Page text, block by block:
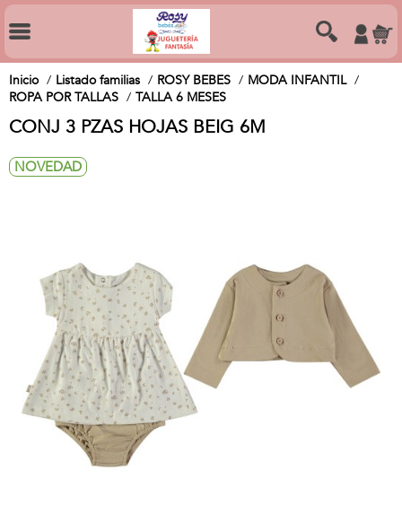
Inicio Listado familias ROSY BEBES
MODA INFANTIL
ROPA POR TALLAS
TALLA 6 MESES
CONJ 3 PZAS HOJAS BEIG 6M
NOVEDAD